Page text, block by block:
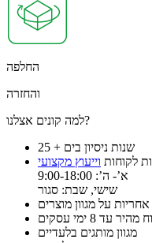
החלפה
והחזרה
למה קונים אצלנו?
25 + שנות ניסיון בים
לקוחות וייעוץ מקצועי
א’- ה’: 9:00-18:00
שישי, שבת: סגור
אחריות על מגוון מוצרים
עד 8 ימי עסקים
מגוון מותגים בלעדיים